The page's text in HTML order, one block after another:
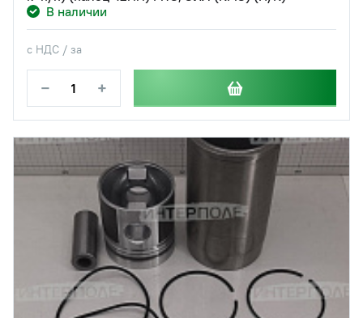
В наличии
с НДС / за
− +